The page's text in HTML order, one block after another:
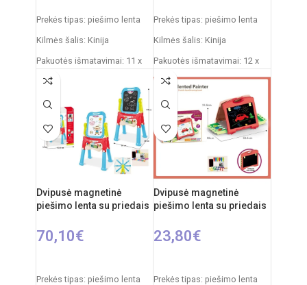
Prekės tipas: piešimo lenta
Kilmės šalis: Kinija
Pakuotės išmatavimai: 11 x
43 x 50 cm
Produkto išmatavimai: 30 x
49 x 67 cm
Rekomenduojamas amžius:
nuo 3 metų
Prekės tipas: piešimo lenta
Kilmės šalis: Kinija
Pakuotės išmatavimai: 12 x
53,5 x 61,5 cm
Produkto išmatavimai: 33 x
58 x 84 cm
Rekomenduojamas amžius:
nuo 3 metų
Dvipusė magnetinė
piešimo lenta su priedais
70,10€
Prekės tipas: piešimo lenta
Dvipusė magnetinė
piešimo lenta su priedais
23,80€
Prekės tipas: piešimo lenta